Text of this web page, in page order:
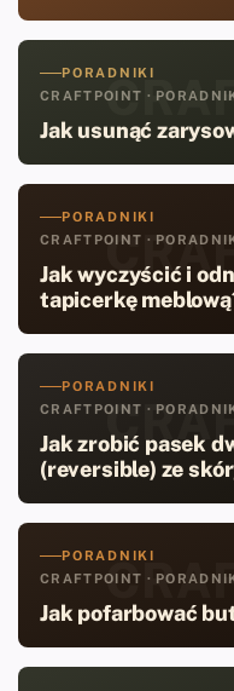
PORADNIKI
CRAFTPOINT ·
Jak usunąć
PORADNIKI
CRAFTPOINT ·
Jak wyczyścić i
tapicerkę
PORADNIKI
CRAFTPOINT ·
Jak zrobić pasek
(reversible) ze
PORADNIKI
CRAFTPOINT ·
Jak pofarbować